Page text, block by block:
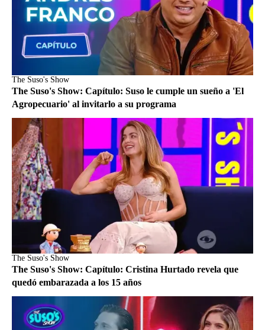
The Suso's Show
The Suso's Show: Capítulo: Suso le cumple un sueño a 'El
Agropecuario' al invitarlo a su programa
The Suso's Show
The Suso's Show: Capítulo: Cristina Hurtado revela que
quedó embarazada a los 15 años